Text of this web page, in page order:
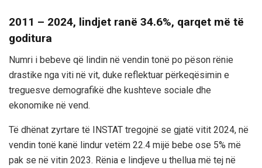
2011 – 2024, lindjet ranë 34.6%, qarqet më të
goditura
Numri i bebeve që lindin në vendin tonë po pëson rënie
drastike nga viti në vit, duke reflektuar përkeqësimin e
treguesve demografikë dhe kushteve sociale dhe
ekonomike në vend.
Të dhënat zyrtare të INSTAT tregojnë se gjatë vitit 2024, në
vendin tonë kanë lindur vetëm 22.4 mijë bebe ose 5% më
pak se në vitin 2023. Rënia e lindjeve u thellua më tej në